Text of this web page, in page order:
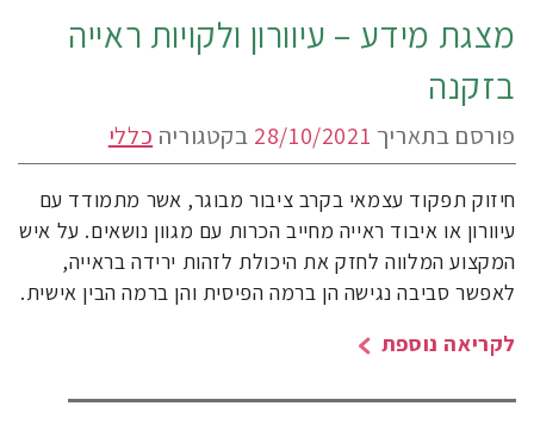
מצגת מידע – עיוורון ולקויות ראייה
בזקנה
פורסם בתאריך 28/10/2021 בקטגוריה כללי
חיזוק תפקוד עצמאי בקרב ציבור מבוגר, אשר מתמודד עם
עיוורון או איבוד ראייה מחייב הכרות עם מגוון נושאים. על איש
המקצוע המלווה לחזק את היכולת לזהות ירידה בראייה,
לאפשר סביבה נגישה הן ברמה הפיסית והן ברמה הבין אישית.
לקריאה נוספת